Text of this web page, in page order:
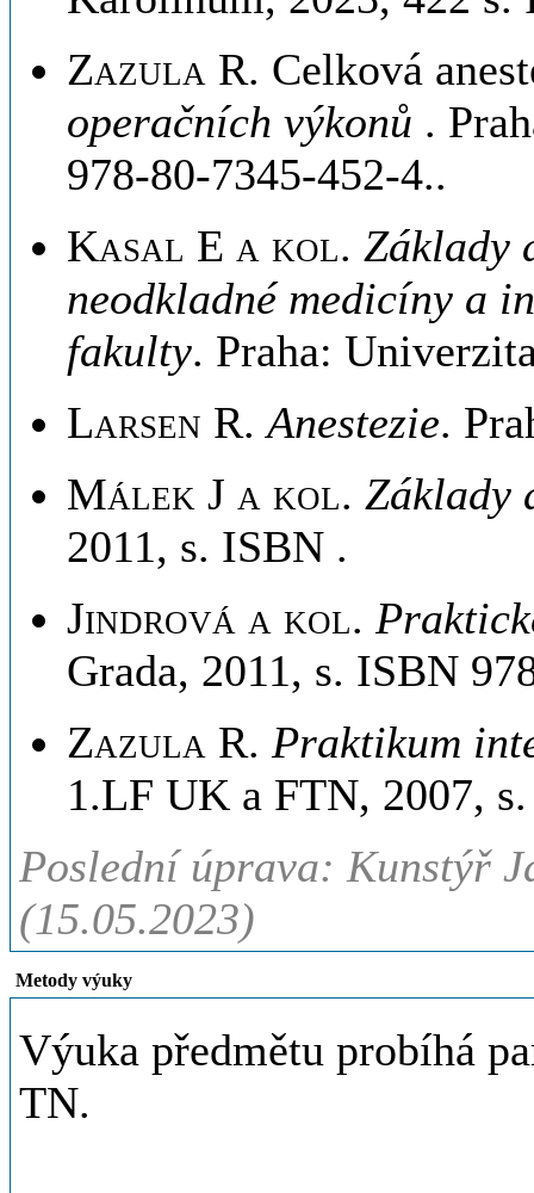
Zazula R. Celková
operačních výkonů .
978-80-7345-452-4..
Kasal E a kol. Základy
neodkladné medicíny a
fakulty. Praha:
Larsen R.Anestezie.
Málek J a kol. Základy
2011, s. ISBN .
Jindrová a kol.
Grada, 2011, s. ISBN
Zazula R. Praktikum
1.LF UK a FTN, 2007,
Poslední úprava: Kunstýř
(15.05.2023)
Metody výuky
Výuka předmětu probíhá
TN.